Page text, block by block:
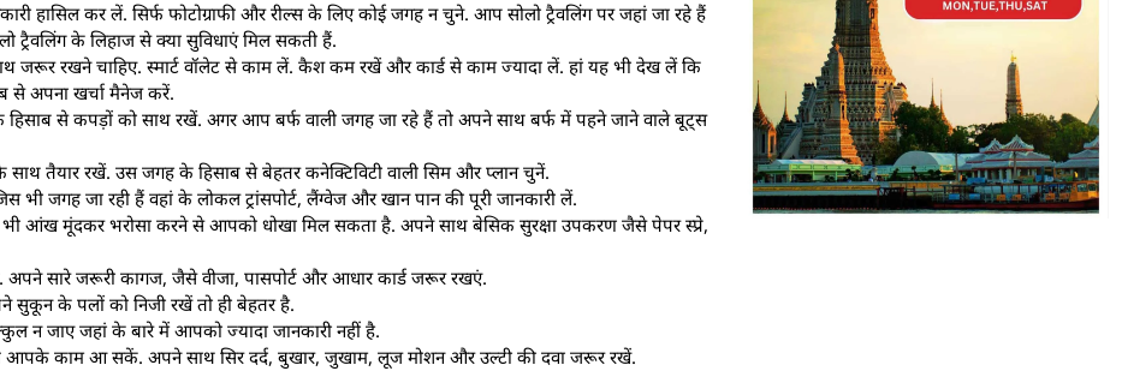
हासिल कर लें. सिर्फ फोटोग्राफी और रील्स के लिए कोई जगह न चुने. आप सोलो ट्रैवलिंग पर जहां जा रहे हैं
ट्रैवलिंग के लिहाज से क्या सुविधाएं मिल सकती हैं.
जरूर रखने चाहिए. स्मार्ट वॉलेट से काम लें. कैश कम रखें और कार्ड से काम ज्यादा लें. हां यह भी देख लें कि
से अपना खर्चा मैनेज करें.
से कपड़ों को साथ रखें. अगर आप बर्फ वाली जगह जा रहे हैं तो अपने साथ बर्फ में पहने जाने वाले बूट्स
तैयार रखें. उस जगह के हिसाब से बेहतर कनेक्टिविटी वाली सिम और प्लान चुनें.
जगह जा रही हैं वहां के लोकल ट्रांसपोर्ट, लैंग्वेज और खान पान की पूरी जानकारी लें.
भी आंख मूंदकर भरोसा करने से आपको धोखा मिल सकता है. अपने साथ बेसिक सुरक्षा उपकरण जैसे पेपर स्प्रे,
सारे जरूरी कागज, जैसे वीजा, पासपोर्ट और आधार कार्ड जरूर रखएं.
सुकून के पलों को निजी रखें तो ही बेहतर है.
न जाए जहां के बारे में आपको ज्यादा जानकारी नहीं है.
आपके काम आ सकें. अपने साथ सिर दर्द, बुखार, जुखाम, लूज मोशन और उल्टी की दवा जरूर रखें.